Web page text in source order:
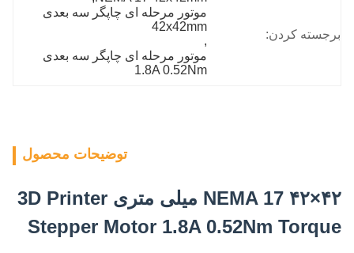
برجسته کردن:
موتور مرحله ای چاپگر سه بعدی
42x42mm
,
موتور مرحله ای چاپگر سه بعدی
1.8A 0.52Nm
توضیحات محصول
NEMA 17 ۴۲×۴۲ میلی متری 3D Printer
Stepper Motor 1.8A 0.52Nm Torque